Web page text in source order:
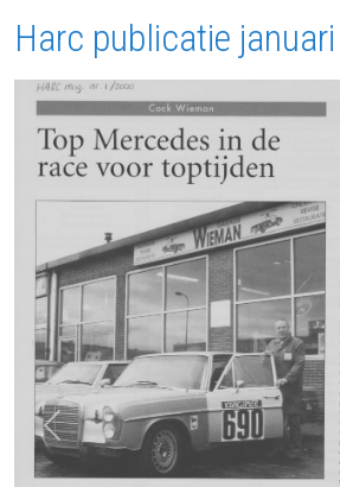
Harc publicatie
Vorige